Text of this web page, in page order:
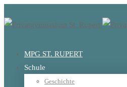
MPG ST. RUPERT
Schule
Geschichte